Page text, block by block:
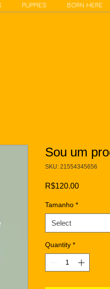
PUPPIES BORN HERE
Sou um
SKU: 21554345656
R$120.00Price
Tamanho *
Select
Quantity *